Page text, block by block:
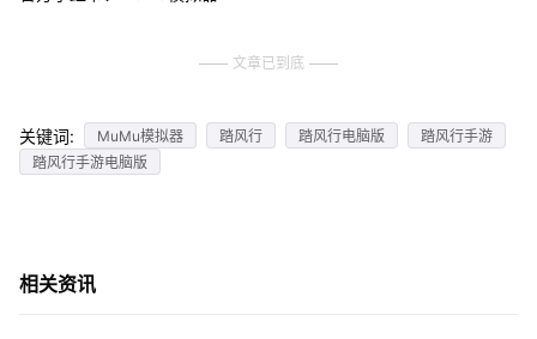
文章已到底
关键词: MuMu模拟器 踏风行 踏风行电脑版
踏风行手游
踏风行手游电脑版
相关资讯